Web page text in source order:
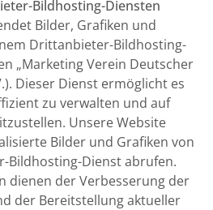
Bildhosting-Diensten
Bilder, Grafiken und
Drittanbieter-Bildhosting-
„Marketing Verein Deutscher
Dieser Dienst ermöglicht es
zu verwalten und auf
Unsere Website
Bilder und Grafiken von
Bildhosting-Dienst abrufen.
dienen der Verbesserung der
der Bereitstellung aktueller